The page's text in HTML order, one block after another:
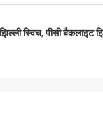
करने
स्विच,पीसी बैकलाइट